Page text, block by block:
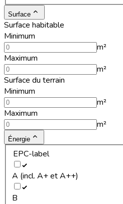
Surface
Surface habitable
Minimum
m²
Maximum
m²
Surface du terrain
Minimum
m²
Maximum
m²
Énergie
EPC-label
A (incl. A+ et A++)
B